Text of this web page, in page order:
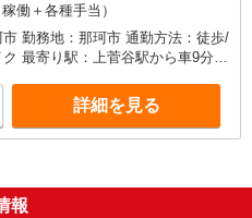
働＋各種手当）
勤務地：那珂市 通勤方法：徒歩/
最寄り駅：上菅谷駅から車9分
詳細を見る
報